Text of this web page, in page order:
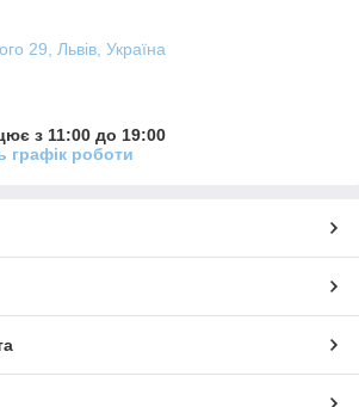
29, Львів, Україна
з 11:00 до 19:00
графік роботи